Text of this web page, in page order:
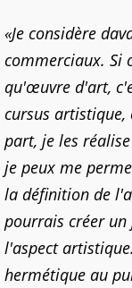
«Je considère
commerciaux. Si
qu'œuvre d'art,
cursus
part, je les
je peux me
la définition de
pourrais créer un
l'aspect
hermétique au